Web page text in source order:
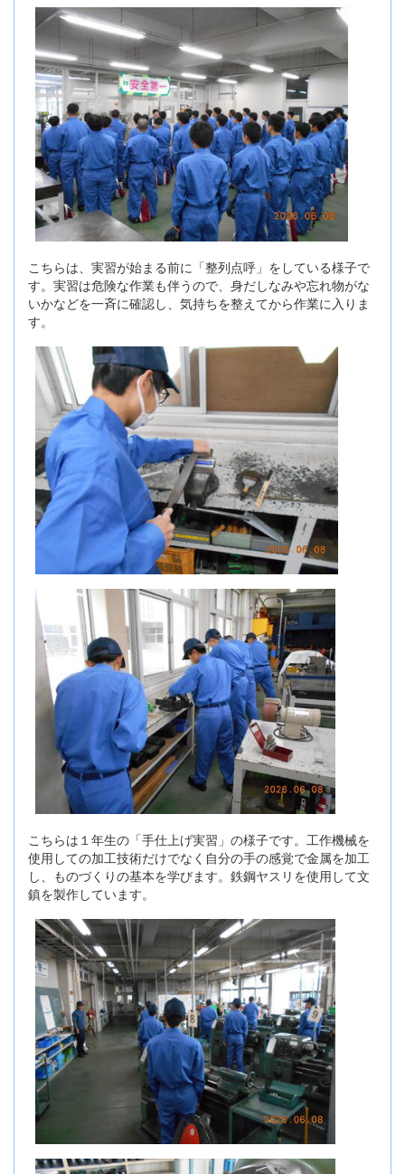
こちらは、実習が始まる前に「整列点呼」をしている様子で
す。実習は危険な作業も伴うので、身だしなみや忘れ物がな
いかなどを一斉に確認し、気持ちを整えてから作業に入りま
す。
こちらは１年生の「手仕上げ実習」の様子です。工作機械を
使用しての加工技術だけでなく自分の手の感覚で金属を加工
し、ものづくりの基本を学びます。鉄鋼ヤスリを使用して文
鎮を製作しています。